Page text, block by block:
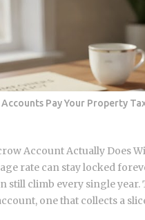
supply chain. Centralized
locked behind long
look for alternative
adapted by absorbing
as destinations
Approximately 70
unit demand
than model training.
favors decentralized
geographically
rather than the ultra-
Pay Your Property
Account Actually Does
rate can stay locked
still climb every single year.
one that collects a